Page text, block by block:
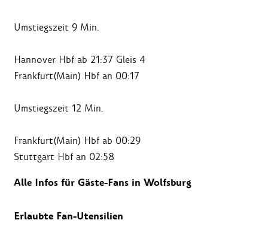
Umstiegszeit 9 Min.
Hannover Hbf ab 21:37 Gleis 4
Frankfurt(Main) Hbf an 00:17
Umstiegszeit 12 Min.
Frankfurt(Main) Hbf ab 00:29
Stuttgart Hbf an 02:58
Alle Infos für Gäste-Fans in Wolfsburg
Erlaubte Fan-Utensilien